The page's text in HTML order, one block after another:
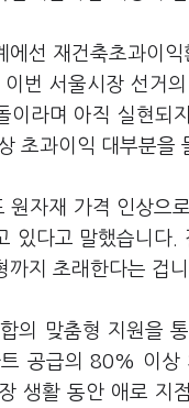
에선 재건축초과이
번 서울시장 선거
이라며 아직 실현되
초과이익 대부분을
원자재 가격 인상으
있다고 말했습니다
까지 초래한다는 겁니
의 맞춤형 지원을
공급의 80% 이상
생활 동안 애로 지